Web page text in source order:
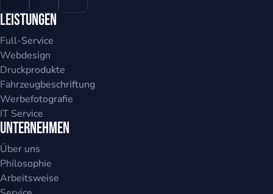
Leistungen
Full-Service
Webdesign
Druckprodukte
Fahrzeugbeschriftung
Werbefotografie
IT Service
Unternehmen
Über uns
Philosophie
Arbeitsweise